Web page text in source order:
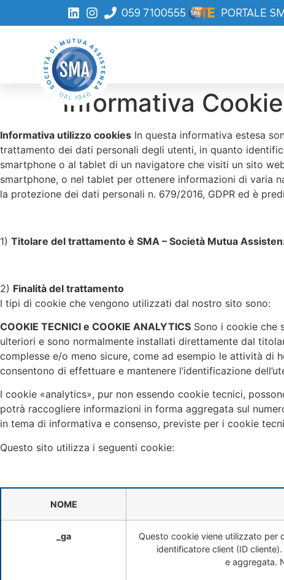
059 7100555 PORTALE
Informativa
Informativa utilizzo cookies In questa informativa estesa
trattamento dei dati personali degli utenti, in quanto
smartphone o al tablet di un navigatore che visiti un sito
smartphone, o nel tablet per ottenere informazioni di varia
la protezione dei dati personali n. 679/2016, GDPR ed è
1) Titolare del trattamento è SMA – Società Mutua
2) Finalità del trattamento
I tipi di cookie che vengono utilizzati dal nostro sito sono:
COOKIE TECNICI e COOKIE ANALYTICS Sono i cookie che
ulteriori e sono normalmente installati direttamente dal
complesse e/o meno sicure, come ad esempio le attività di
consentono di effettuare e mantenere l’identificazione
I cookie «analytics», pur non essendo cookie tecnici,
potrà raccogliere informazioni in forma aggregata sul
in tema di informativa e consenso, previste per i cookie
Questo sito utilizza i seguenti cookie:
NOME
_ga
Questo cookie viene utilizzato per
identificatore client (ID
e aggregata.